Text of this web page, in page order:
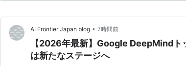
サービス
検索・画像検索
現在ネットユーザーのほとんどが利用している
「I'm Feeling Lucky」ボタンを押せば、「
AI Frontier Japan blog • 7時間前
【2026年最新】Google DeepMindト
は新たなステージへ